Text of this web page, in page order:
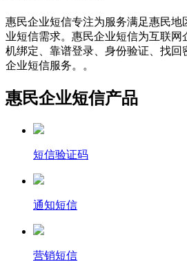
惠民企业短信专注为服务满足惠民地
业短信需求。惠民企业短信为互联
机绑定、靠谱登录、身份验证、找回
企业短信服务。。
惠民企业短信产品
短信验证码
通知短信
营销短信